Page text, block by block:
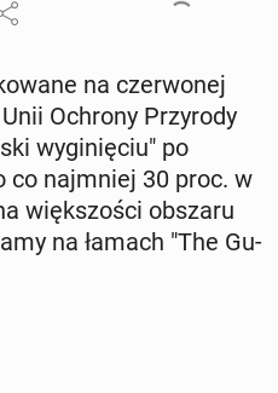
na czer­wo­nej
Ochrony Przy­ro­dy
wy­gi­nię­ciu" po
co naj­mniej 30 proc. w
więk­szo­ści obszaru
na łamach "The Gu­